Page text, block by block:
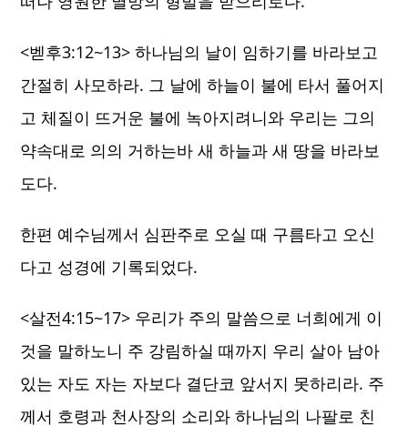
​<벧후3:12~13> 하나님의 날이 임하기를 바라보고
간절히 사모하라. 그 날에 하늘이 불에 타서 풀어지
고 체질이 뜨거운 불에 녹아지려니와 우리는 그의
약속대로 의의 거하는바 새 하늘과 새 땅을 바라보
도다.
한편 예수님께서 심판주로 오실 때 구름타고 오신
다고 성경에 기록되었다.
<살전4:15~17> 우리가 주의 말씀으로 너희에게 이
것을 말하노니 주 강림하실 때까지 우리 살아 남아
있는 자도 자는 자보다 결단코 앞서지 못하리라. 주
께서 호령과 천사장의 소리와 하나님의 나팔로 친